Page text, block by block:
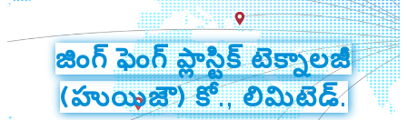
జింగ్ ఫెంగ్ ప్లాస్టిక్ టెక్నాలజీ
(హుయిజౌ) కో., లిమిటెడ్.